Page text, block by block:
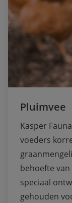
Pluimvee
Kasper
voeders
behoefte
speciaal
gehouden